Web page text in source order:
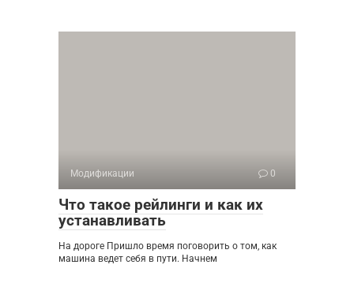
Модификации 0
Что такое рейлинги и как их
устанавливать
На дороге Пришло время поговорить о том, как
машина ведет себя в пути. Начнем